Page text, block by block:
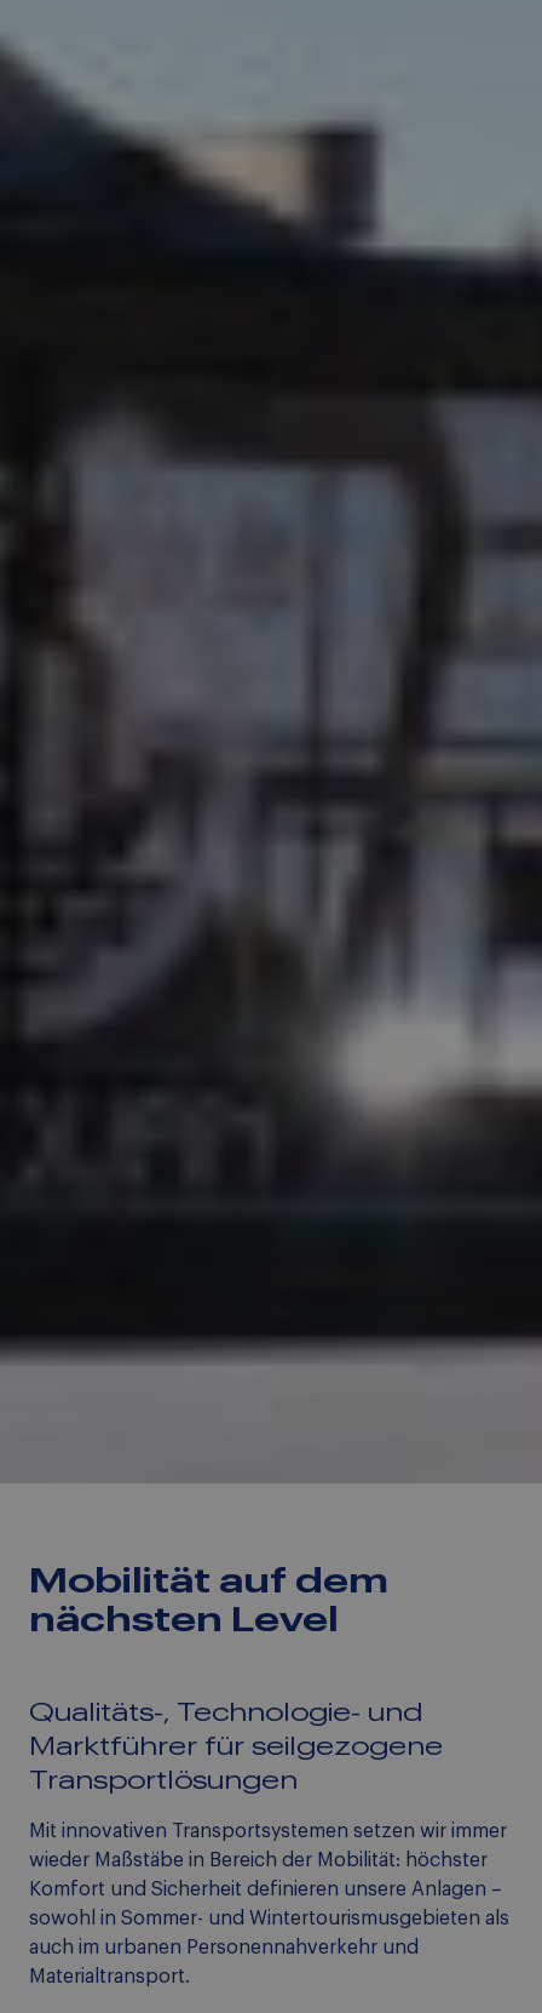
Mobilität auf dem
nächsten Level
Qualitäts-, Technologie- und
Marktführer für seilgezogene
Transportlösungen
Mit innovativen Transportsystemen setzen wir immer
wieder Maßstäbe in Bereich der Mobilität: höchster
Komfort und Sicherheit definieren unsere Anlagen –
sowohl in Sommer- und Wintertourismusgebieten als
auch im urbanen Personennahverkehr und
Materialtransport.